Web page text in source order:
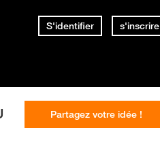
S'identifier s'inscrire
Partagez votre idée !